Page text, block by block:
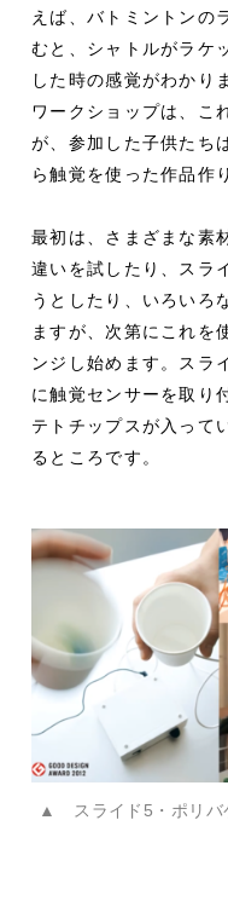
えば、バトミントンの
むと、シャトルがラケ
した時の感覚がわかり
ワークショップは、こ
が、参加した子供たち
ら触覚を使った作品作
最初は、さまざまな素
違いを試したり、スラ
うとしたり、いろいろ
ますが、次第にこれを
ンジし始めます。スラ
に触覚センサーを取り
テトチップスが入って
るところです。
▲ スライド5・ポリバ